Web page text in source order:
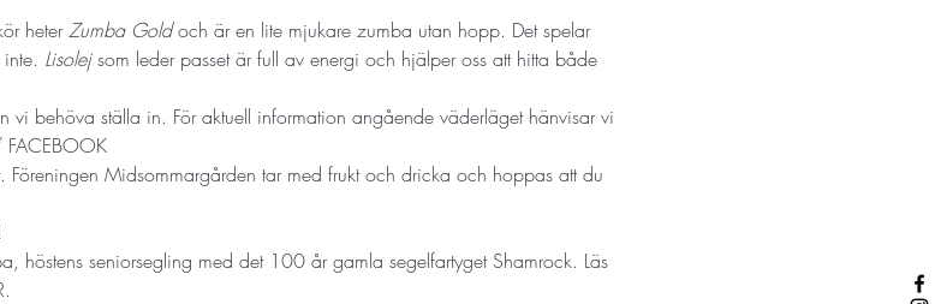
heter Zumba Gold och är en lite mjukare zumba utan hopp. Det spelar
Lisolej som leder passet är full av energi och hjälper oss att hitta både
vi behöva ställa in. För aktuell information angående väderläget hänvisar vi
FACEBOOK
Föreningen Midsommargården tar med frukt och dricka och hoppas att du
höstens seniorsegling med det 100 år gamla segelfartyget Shamrock. Läs